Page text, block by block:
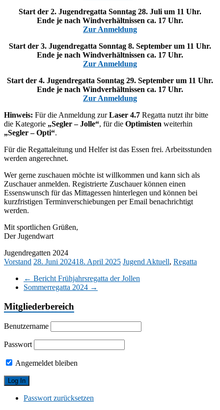
Start der 2. Jugendregatta Sonntag 28. Juli um 11 Uhr.
Ende je nach Windverhältnissen ca. 17 Uhr.
Zur Anmeldung
Start der 3. Jugendregatta Sonntag 8. September um 11 Uhr.
Ende je nach Windverhältnissen ca. 17 Uhr.
Zur Anmeldung
Start der 4. Jugendregatta Sonntag 29. September um 11 Uhr.
Ende je nach Windverhältnissen ca. 17 Uhr.
Zur Anmeldung
Hinweis: Für die Anmeldung zurLaser 4.7 Regatta nutzt ihr bitte
die Kategorie „Segler – Jolle“, für die Optimisten weiterhin
„Segler – Opti“.
Für die Regattaleitung und Helfer ist das Essen frei. Arbeitsstunden
werden angerechnet.
Wer gerne zuschauen möchte ist willkommen und kann sich als
Zuschauer anmelden. Registrierte Zuschauer können einen
Essenswunsch für das Mittagessen hinterlegen und können bei
kurzfristigen Terminverschiebungen per Email benachrichtigt
werden.
Mit sportlichen Grüßen,
Der Jugendwart
Jugendregatten 2024
Vorstand 28. Juni 202418. April 2025 Jugend Aktuell, Regatta
← Bericht Frühjahrsregatta der Jollen
Sommerregatta 2024 →
Mitgliederbereich
Benutzername
Passwort
Angemeldet bleiben
Passwort zurücksetzen